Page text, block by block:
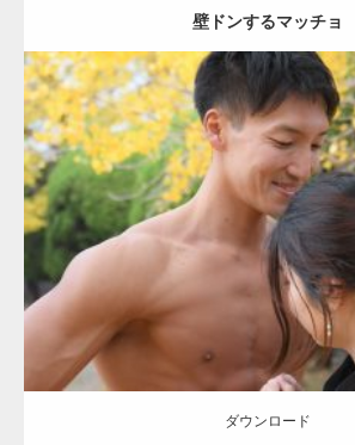
壁ドンするマッチョ
Update: 2021.07.8
Category:公園のマッチョ その他 AKIHITO(細
筋
ダウンロード
ダウンロード
【YouTube】マッチョ
ギネス世界記録…